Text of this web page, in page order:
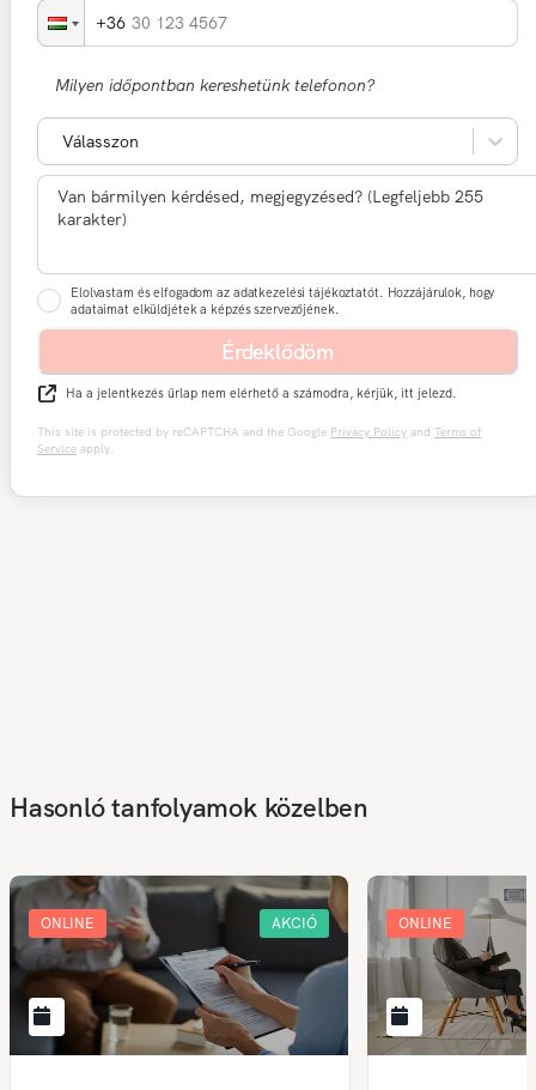
30 123 4567
Milyen időpontban kereshetünk telefonon?
Válasszon
Elolvastam és elfogadom az adatkezelési tájékoztatót. Hozzájárulok, hogy
adataimat elküldjétek a képzés szervezőjének.
Érdeklődöm
Ha a jelentkezés űrlap nem elérhető a számodra, kérjük, itt jelezd.
This site is protected by reCAPTCHA and the Google Privacy Policy and Terms of
Service apply.
Hasonló tanfolyamok közelben
ONLINE AKCIÓ ONLINE